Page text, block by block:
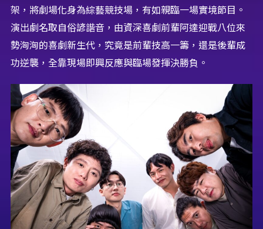
架，將劇場化身為綜藝競技場， 有如親臨一場實境節目。
演出劇名取自俗諺諧音， 由資深喜劇前輩阿達迎戰八位來
勢洶洶的喜劇新生代， 究竟是前輩技高一籌，還是後輩成
功逆襲， 全靠現場即興反應與臨場發揮決勝負。